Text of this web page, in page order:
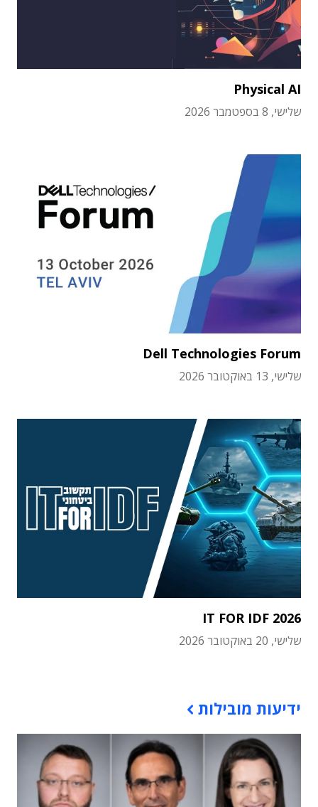
Physical AI
שלישי, 8 בספטמבר 2026
Dell Technologies Forum
שלישי, 13 באוקטובר 2026
IT FOR IDF 2026
שלישי, 20 באוקטובר 2026
ידיעות מובילות